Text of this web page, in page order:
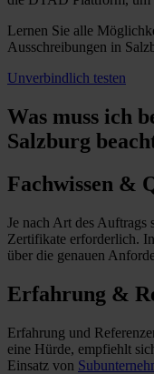
Lernen Sie alle
Ausschreibungen in
Unverbindlich testen
Was muss ich
Salzburg
Fachwissen &
Je nach Art des
Zertifikate erforderlich.
über die genauen
Erfahrung &
Erfahrung und
eine Hürde, empfiehlt
Einsatz von